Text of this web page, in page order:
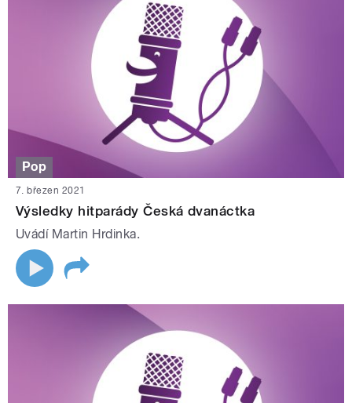
Pop
7. březen 2021
Výsledky hitparády Česká dvanáctka
Uvádí Martin Hrdinka.